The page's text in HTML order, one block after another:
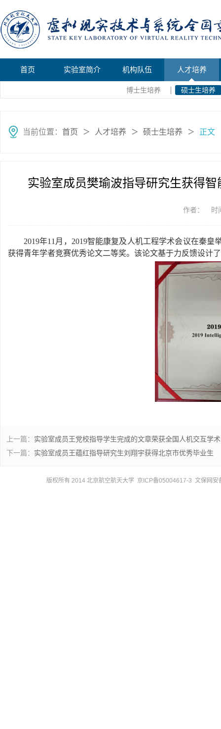
首页 实验室简介 机构队伍 人才培养
博士生培养 硕士生培养
当前位置： 首页 ＞ 人才培养 ＞ 硕士生培养 ＞ 正文
实验室成员樊瑜波指导研究生获得
作者： 时
2019年11 月， 2019智能康复及人机工程学术会议在秦皇
获得青年学者竞赛优秀论文二等奖。该论文基于力反馈设计
上一篇： 实验室成员王党校指导学生完成的文章荣获全国人机交互学
下一篇： 实验室成员王蕴红指导研究生刘翔宇获得北京市优秀毕业生
版权所有 2014 北京航空航天大学 京ICP备05004617-3 文保网